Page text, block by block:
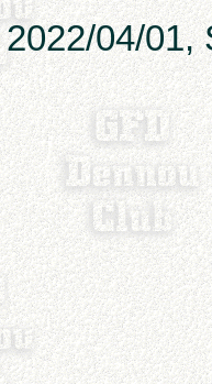
04/01,